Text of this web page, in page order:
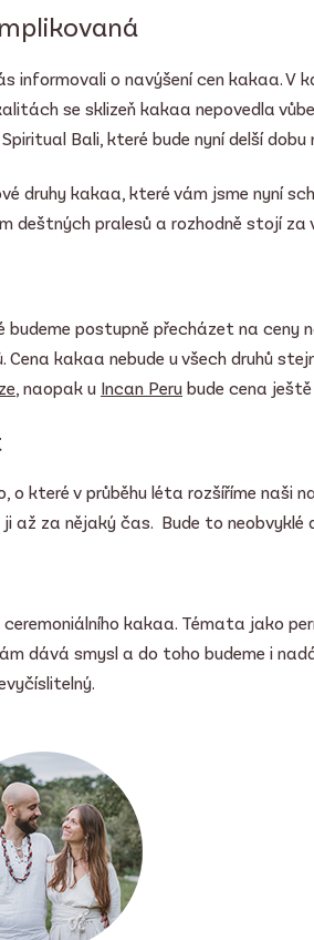
informovali o navýšení cen kakaa. V
se sklizeň kakaa nepovedla
Bali, které bude nyní delší dobu
druhy kakaa, které vám jsme nyní
deštných pralesů a rozhodně stojí za
postupně přecházet na ceny
kakaa nebude u všech druhů
, naopak u Incan Peru bude cena
které v průběhu léta rozšíříme naši
až za nějaký čas. Bude to neobvyklé
kakaa. Témata jako
dává smysl a do toho budeme i